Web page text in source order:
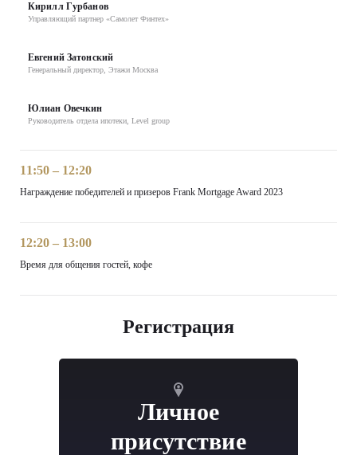
Кирилл Гурбанов
Управляющий партнер «Самолет Финтех»
Евгений Затонский
Генеральный директор, Этажи Москва
Юлиан Овечкин
Руководитель отдела ипотеки, Level group
11:50 – 12:20
Награждение победителей и призеров Frank Mortgage Award 2023
12:20 – 13:00
Время для общения гостей, кофе
Регистрация
Личное
присутствие